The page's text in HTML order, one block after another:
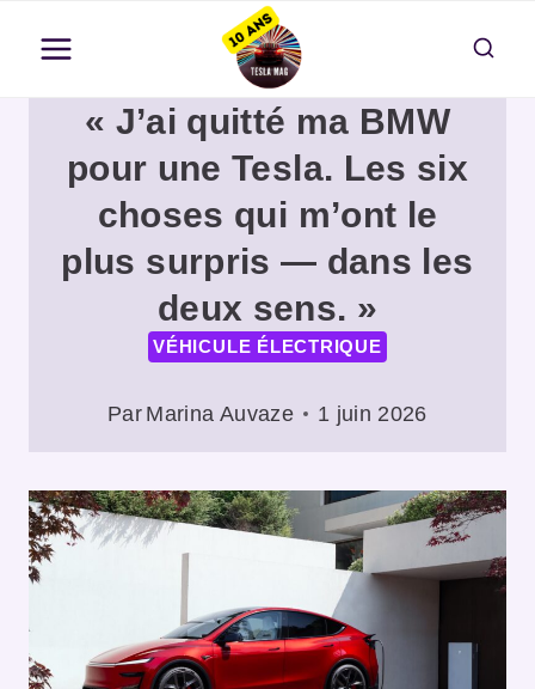
contenu« J’ai quitté ma BMW
pour une Tesla. Les six
choses qui m’ont le
plus surpris — dans les
deux sens. »
VÉHICULE ÉLECTRIQUE
Par Marina Auvaze 1 juin 2026